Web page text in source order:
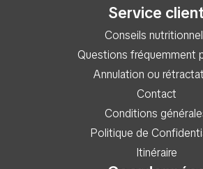
Service client
Conseils
Questions fréquemment
Annulation ou
Contact
Conditions
Politique de
Itinéraire